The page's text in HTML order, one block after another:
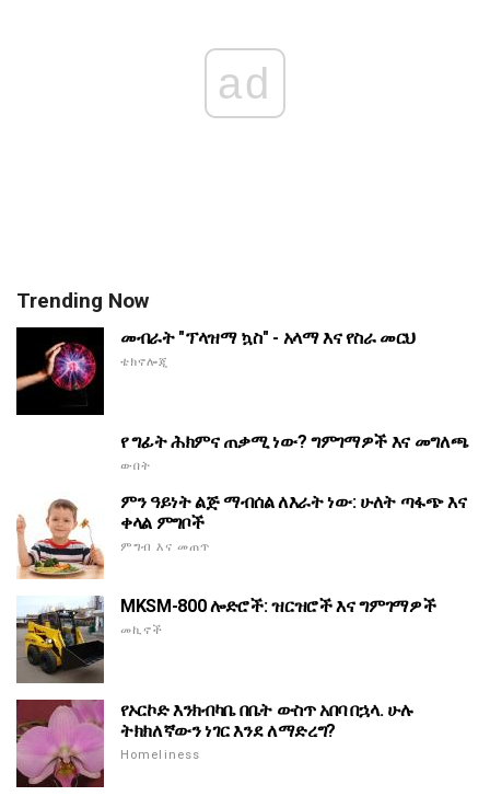
ad
Trending Now
መብራት "ፕላዝማ ኳስ" - አላማ እና የስራ መርህ
ቴክኖሎጂ
የ ግፊት ሕክምና ጠቃሚ ነው? ግምገማዎች እና መግለጫ
ውበት
ምን ዓይነት ልጅ ማብሰል ለእራት ነው: ሁለት ጣፋጭ እና
ቀላል ምግቦች
ምግብ እና መጠጥ
MKSM-800 ሎድሮች: ዝርዝሮች እና ግምገማዎች
መኪኖች
የኦርኮድ እንክብካቤ በቤት ውስጥ አበባ በኋላ. ሁሉ
ትክክለኛውን ነገር እንደ ለማድረግ?
Homeliness